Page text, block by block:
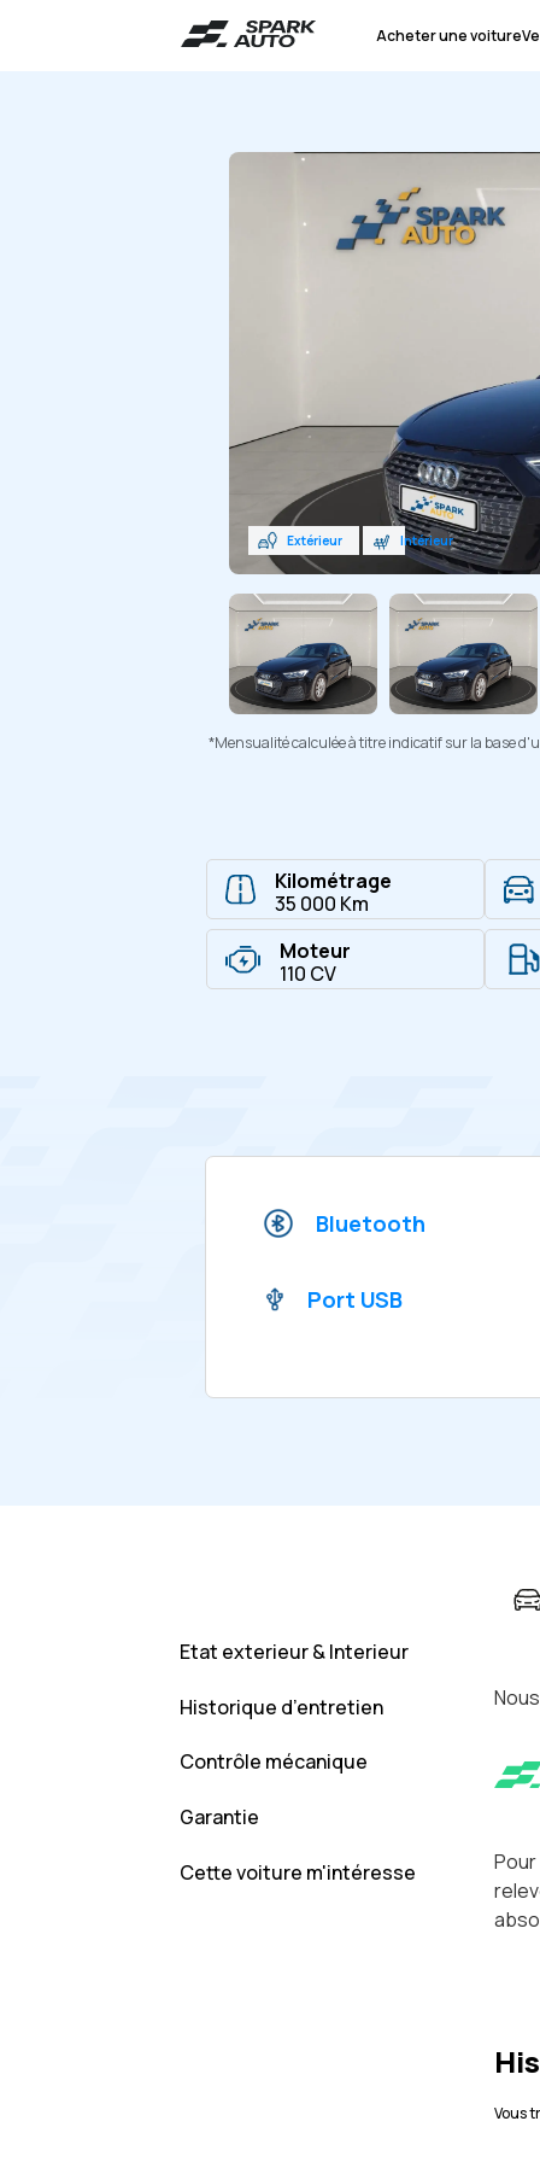
Acheter une voiture
Extérieur Intérieur
*Mensualité calculée à titre indicatif sur la base
Kilométrage
35 000 Km
Moteur
110 CV
Bluetooth
Port USB
Etat exterieur & Interieur
Historique d’entretien
Contrôle mécanique
Garantie
Cette voiture m'intéresse
Vous